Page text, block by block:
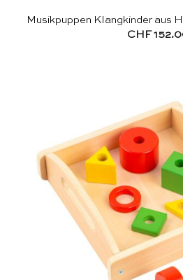
Musikpuppen Klangkinder aus
CHF